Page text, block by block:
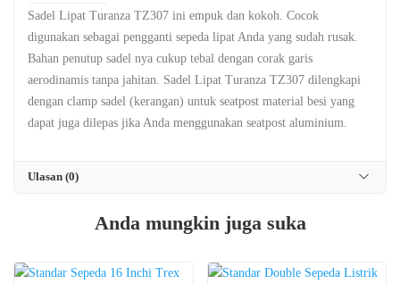
Sadel Lipat Turanza TZ307 ini empuk dan kokoh. Cocok
digunakan sebagai pengganti sepeda lipat Anda yang sudah rusak.
Bahan penutup sadel nya cukup tebal dengan corak garis
aerodinamis tanpa jahitan. Sadel Lipat Turanza TZ307 dilengkapi
dengan clamp sadel (kerangan) untuk seatpost material besi yang
dapat juga dilepas jika Anda menggunakan seatpost aluminium.
Ulasan (0)
Anda mungkin juga suka